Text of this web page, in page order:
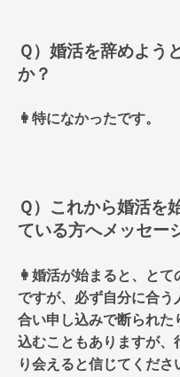
Ｑ）婚活を辞めよう
か？
👩特になかったです。
Ｑ）これから婚活を
ている方へメッセー
👩婚活が始まると、と
ですが、必ず自分に合う
合い申し込みで断られた
込むこともありますが、
り会えると信じてくださ